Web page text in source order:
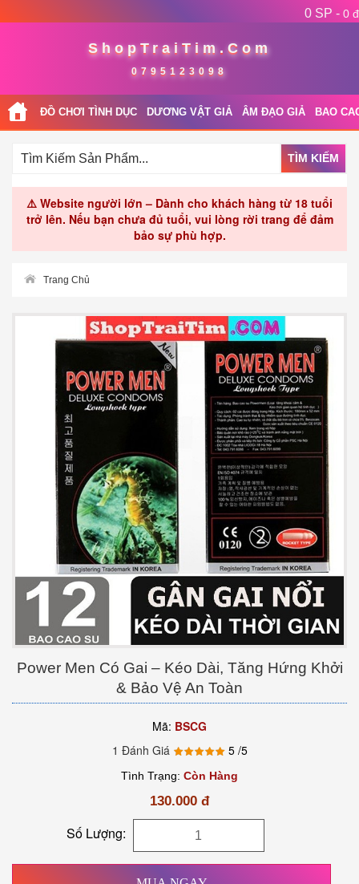
0 SP - 0 đ
ShopTraiTim.Com
0795123098
ĐỒ CHƠI TÌNH DỤC DƯƠNG VẬT GIẢ ÂM ĐẠO GIẢ BAO
TÌM KIẾM
⚠️ Website người lớn – Dành cho khách hàng từ 18 tuổi
trở lên. Nếu bạn chưa đủ tuổi, vui lòng rời trang để đảm
bảo sự phù hợp.
Trang Chủ
Power Men Có Gai – Kéo Dài, Tăng Hứng Khởi
& Bảo Vệ An Toàn
Mã: BSCG
1 Đánh Giá
5 /5
Tình Trạng: Còn Hàng
130.000 đ
Số Lượng: